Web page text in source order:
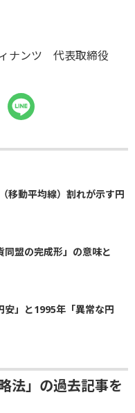
ナンツ 代表取締役
移動平均線）割れが示す円
同盟の完成形」の意味と
安」と1995年「異常な円
法」の過去記事を